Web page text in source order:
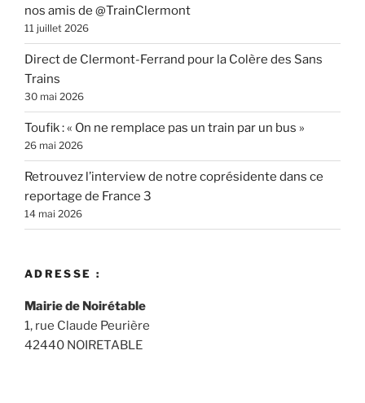
nos amis de @TrainClermont
11 juillet 2026
Direct de Clermont-Ferrand pour la Colère des Sans
Trains
30 mai 2026
Toufik : « On ne remplace pas un train par un bus »
26 mai 2026
Retrouvez l’interview de notre coprésidente dans ce
reportage de France 3
14 mai 2026
ADRESSE :
Mairie de Noirétable
1, rue Claude Peurière
42440 NOIRETABLE